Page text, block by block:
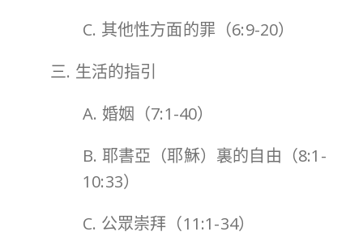
C. 其他性方面的罪（6:9-20）
三. 生活的指引
A. 婚姻（7:1-40）
B. 耶書亞（耶穌）裏的自由（8:1-
10:33）
C. 公眾崇拜（11:1-34）